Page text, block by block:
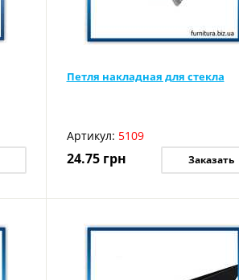
Петля накладная для стекла
Артикул: 5109
24.75 грн Заказать